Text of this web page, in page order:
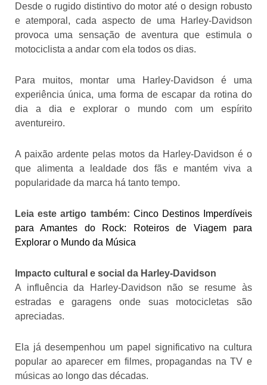
Desde o rugido distintivo do motor até o design robusto
e atemporal, cada aspecto de uma Harley-Davidson
provoca uma sensação de aventura que estimula o
motociclista a andar com ela todos os dias.
Para muitos, montar uma Harley-Davidson é uma
experiência única, uma forma de escapar da rotina do
dia a dia e explorar o mundo com um espírito
aventureiro.
A paixão ardente pelas motos da Harley-Davidson é o
que alimenta a lealdade dos fãs e mantém viva a
popularidade da marca há tanto tempo.
Leia este artigo também: Cinco Destinos Imperdíveis
para Amantes do Rock: Roteiros de Viagem para
Explorar o Mundo da Música
Impacto cultural e social da Harley-Davidson
A influência da Harley-Davidson não se resume às
estradas e garagens onde suas motocicletas são
apreciadas.
Ela já desempenhou um papel significativo na cultura
popular ao aparecer em filmes, propagandas na TV e
músicas ao longo das décadas.